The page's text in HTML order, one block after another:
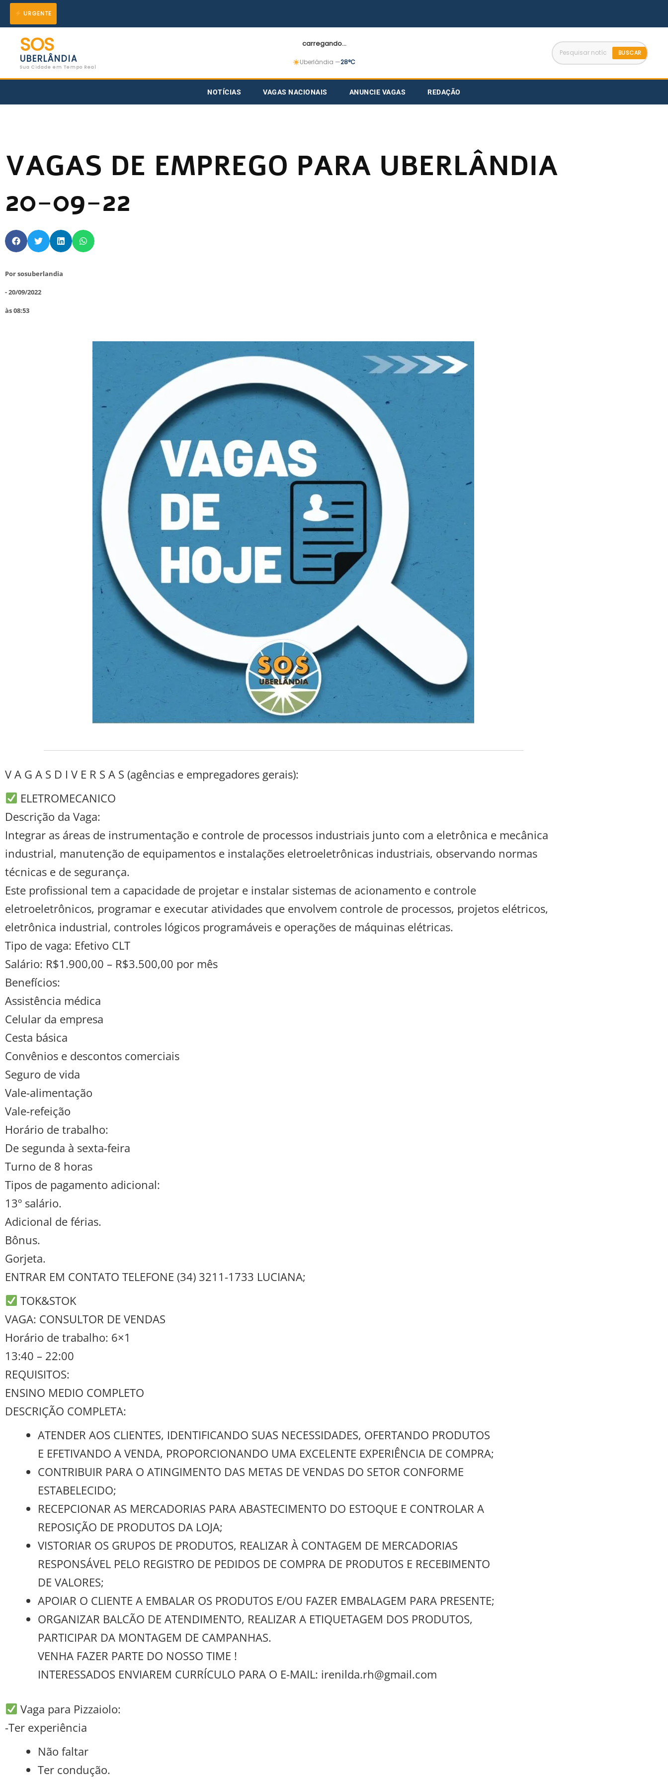
para
conteúdo
URGENTE
SOS
UBERLÂNDIA
Sua Cidade em Tempo Real
carregando...
Uberlândia —28°C
BUSCAR
NOTÍCIAS VAGAS NACIONAIS ANUNCIE VAGAS REDAÇÃO
VAGAS DE EMPREGO PARA UBERLÂNDIA
20-09-22
Porsosuberlandia
-20/09/2022
às08:53
V A G A S D I V E R S A S (agências e empregadores gerais):
ELETROMECANICO
Descrição da Vaga:
Integrar as áreas de instrumentação e controle de processos industriais junto com a eletrônica e mecânica
industrial, manutenção de equipamentos e instalações eletroeletrônicas industriais, observando normas
técnicas e de segurança.
Este profissional tem a capacidade de projetar e instalar sistemas de acionamento e controle
eletroeletrônicos, programar e executar atividades que envolvem controle de processos, projetos elétricos,
eletrônica industrial, controles lógicos programáveis e operações de máquinas elétricas.
Tipo de vaga: Efetivo CLT
Salário: R$1.900,00 – R$3.500,00 por mês
Benefícios:
Assistência médica
Celular da empresa
Cesta básica
Convênios e descontos comerciais
Seguro de vida
Vale-alimentação
Vale-refeição
Horário de trabalho:
De segunda à sexta-feira
Turno de 8 horas
Tipos de pagamento adicional:
13º salário.
Adicional de férias.
Bônus.
Gorjeta.
ENTRAR EM CONTATO TELEFONE (34) 3211-1733 LUCIANA;
TOK&STOK
VAGA: CONSULTOR DE VENDAS
Horário de trabalho: 6×1
13:40 – 22:00
REQUISITOS:
ENSINO MEDIO COMPLETO
DESCRIÇÃO COMPLETA:
ATENDER AOS CLIENTES, IDENTIFICANDO SUAS NECESSIDADES, OFERTANDO PRODUTOS
E EFETIVANDO A VENDA, PROPORCIONANDO UMA EXCELENTE EXPERIÊNCIA DE COMPRA;
CONTRIBUIR PARA O ATINGIMENTO DAS METAS DE VENDAS DO SETOR CONFORME
ESTABELECIDO;
RECEPCIONAR AS MERCADORIAS PARA ABASTECIMENTO DO ESTOQUE E CONTROLAR A
REPOSIÇÃO DE PRODUTOS DA LOJA;
VISTORIAR OS GRUPOS DE PRODUTOS, REALIZAR À CONTAGEM DE MERCADORIAS
RESPONSÁVEL PELO REGISTRO DE PEDIDOS DE COMPRA DE PRODUTOS E RECEBIMENTO
DE VALORES;
APOIAR O CLIENTE A EMBALAR OS PRODUTOS E/OU FAZER EMBALAGEM PARA PRESENTE;
ORGANIZAR BALCÃO DE ATENDIMENTO, REALIZAR A ETIQUETAGEM DOS PRODUTOS,
PARTICIPAR DA MONTAGEM DE CAMPANHAS.
VENHA FAZER PARTE DO NOSSO TIME !
INTERESSADOS ENVIAREM CURRÍCULO PARA O E-MAIL: irenilda.rh@gmail.com
Vaga para Pizzaiolo:
-Ter experiência
Não faltar
Ter condução.